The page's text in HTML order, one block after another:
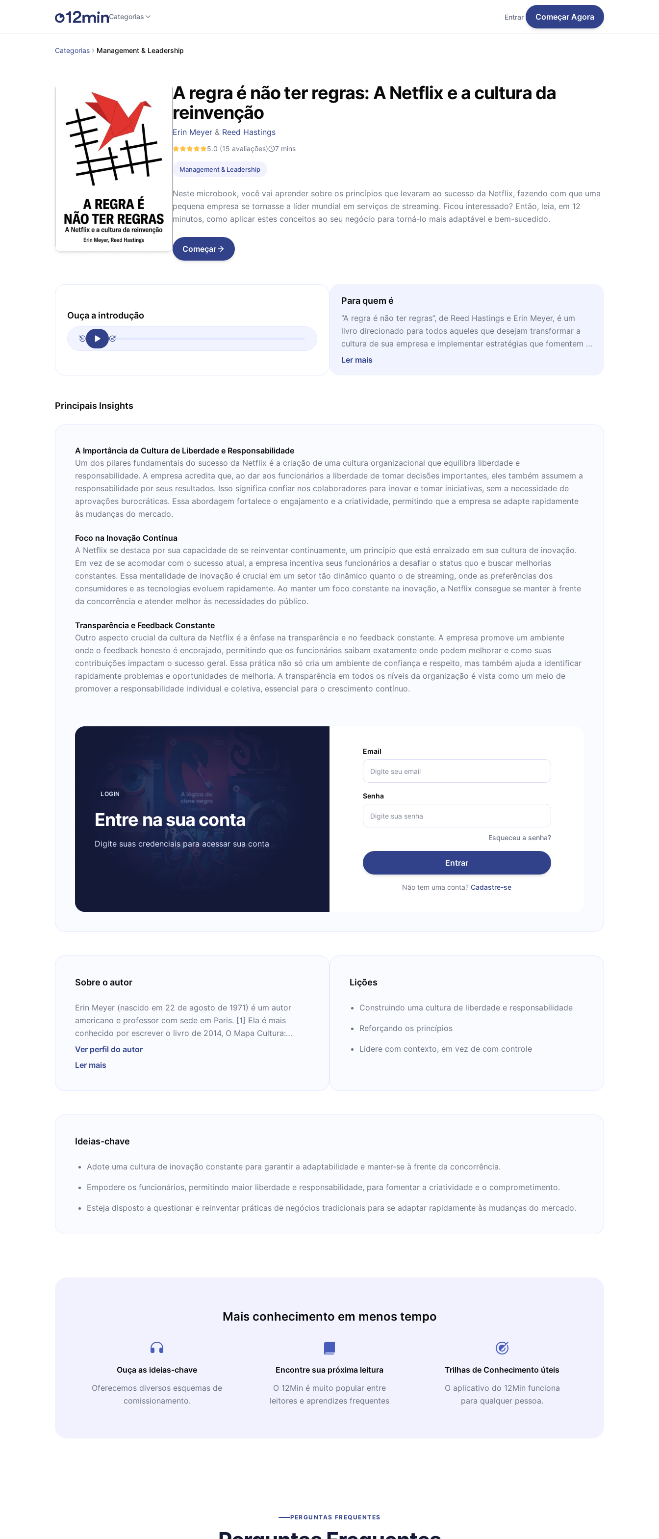
Categorias Entrar Começar Agora
Categorias Management & Leadership
A regra é não ter regras: A Netflix e a cultura da
reinvenção
Erin Meyer & Reed Hastings
5.0 (15 avaliações) 7 mins
Management & Leadership
Neste microbook, você vai aprender sobre os princípios que levaram ao sucesso da Netflix, fazendo com que uma
pequena empresa se tornasse a líder mundial em serviços de streaming. Ficou interessado? Então, leia, em 12
minutos, como aplicar estes conceitos ao seu negócio para torná-lo mais adaptável e bem-sucedido.
Começar
Ouça a introdução
Para quem é
“A regra é não ter regras”, de Reed Hastings e Erin Meyer, é um
livro direcionado para todos aqueles que desejam transformar a
cultura de sua empresa e implementar estratégias que fomentem a
inovação e a criatividade.
Ler mais
Principais Insights
A Importância da Cultura de Liberdade e Responsabilidade
Um dos pilares fundamentais do sucesso da Netflix é a criação de uma cultura organizacional que equilibra liberdade e
responsabilidade. A empresa acredita que, ao dar aos funcionários a liberdade de tomar decisões importantes, eles também assumem a
responsabilidade por seus resultados. Isso significa confiar nos colaboradores para inovar e tomar iniciativas, sem a necessidade de
aprovações burocráticas. Essa abordagem fortalece o engajamento e a criatividade, permitindo que a empresa se adapte rapidamente
às mudanças do mercado.
Foco na Inovação Contínua
A Netflix se destaca por sua capacidade de se reinventar continuamente, um princípio que está enraizado em sua cultura de inovação.
Em vez de se acomodar com o sucesso atual, a empresa incentiva seus funcionários a desafiar o status quo e buscar melhorias
constantes. Essa mentalidade de inovação é crucial em um setor tão dinâmico quanto o de streaming, onde as preferências dos
consumidores e as tecnologias evoluem rapidamente. Ao manter um foco constante na inovação, a Netflix consegue se manter à frente
da concorrência e atender melhor às necessidades do público.
Transparência e Feedback Constante
Outro aspecto crucial da cultura da Netflix é a ênfase na transparência e no feedback constante. A empresa promove um ambiente
onde o feedback honesto é encorajado, permitindo que os funcionários saibam exatamente onde podem melhorar e como suas
contribuições impactam o sucesso geral. Essa prática não só cria um ambiente de confiança e respeito, mas também ajuda a identificar
rapidamente problemas e oportunidades de melhoria. A transparência em todos os níveis da organização é vista como um meio de
promover a responsabilidade individual e coletiva, essencial para o crescimento contínuo.
LOGIN
Entre na sua conta
Digite suas credenciais para acessar sua conta
Email
Senha
Esqueceu a senha?
Entrar
Não tem uma conta? Cadastre-se
Sobre o autor
Erin Meyer (nascido em 22 de agosto de 1971) é um autor
americano e professor com sede em Paris. [1] Ela é mais
conhecido por escrever o livro de 2014, O Mapa Cultura:
rompendo as fronteiras invisíveis de Global Business um
business.Meyer é professor na INSEAD, uma escola de
Ver perfil do autor
Ler mais
Lições
Construindo uma cultura de liberdade e responsabilidade
Reforçando os princípios
Lidere com contexto, em vez de com controle
Ideias-chave
Adote uma cultura de inovação constante para garantir a adaptabilidade e manter-se à frente da concorrência.
Empodere os funcionários, permitindo maior liberdade e responsabilidade, para fomentar a criatividade e o comprometimento.
Esteja disposto a questionar e reinventar práticas de negócios tradicionais para se adaptar rapidamente às mudanças do mercado.
Mais conhecimento em menos tempo
Ouça as ideias-chave
Oferecemos diversos esquemas de
comissionamento.
Encontre sua próxima leitura
O 12Min é muito popular entre
leitores e aprendizes frequentes
Trilhas de Conhecimento úteis
O aplicativo do 12Min funciona
para qualquer pessoa.
PERGUNTAS FREQUENTES